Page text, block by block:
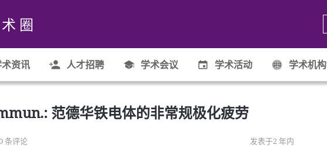
圈
资讯 人才招聘 学术会议 学术活动 学术机构
范德华铁电体的非常规极化疲劳
条评论 发表于2 年内